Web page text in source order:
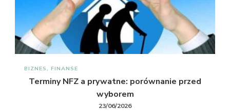
BIZNES, FINANSE
Terminy NFZ a prywatne: porównanie przed
wyborem
23/06/2026